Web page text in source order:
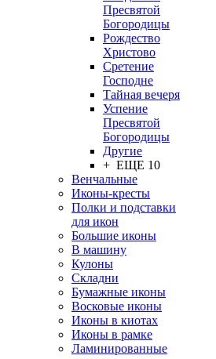
Пресвятой
Богородицы
Рождество
Христово
Сретение
Господне
Тайная вечеря
Успение
Пресвятой
Богородицы
Другие
+ ЕЩЕ 10
Венчальные
Иконы-кресты
Полки и подставки
для икон
Большие иконы
В машину
Кулоны
Складни
Бумажные иконы
Восковые иконы
Иконы в киотах
Иконы в рамке
Ламинированные